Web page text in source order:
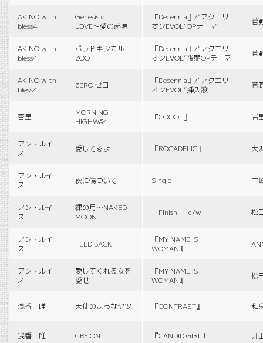
AKINO with
bless4
Genesis of
LOVE〜愛の起源
『Decennia』/“アクエリ
オンEVOL”OPテーマ
菅
AKINO with
bless4
パラドキシカル
ZOO
『Decennia』/“アクエリ
オンEVOL”後期OPテーマ
菅
AKINO with
bless4
ZERO ゼロ
『Decennia』/“アクエリ
オンEVOL”挿入歌
菅
杏里
MORNING
HIGHWAY
『COOOL』 岩
アン・ルイ
ス
愛してるよ 『ROCADELIC』 大
アン・ルイ
ス
夜に傷ついて Single 中
アン・ルイ
ス
裸の月〜NAKED
MOON
「Finish!!」c/w 松
アン・ルイ
ス
FEED BACK
『MY NAME IS
WOMAN』
アン・ルイ
ス
愛してくれる女を
愛せ
『MY NAME IS
WOMAN』
松
浅香 唯 天使のようなヤツ 『CONTRAST』 和
浅香 唯 CRY ON 『CANDID GIRL』 井